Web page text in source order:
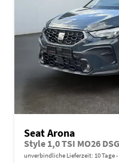
Seat Arona
unverbindliche Lieferzeit: 10 Tage